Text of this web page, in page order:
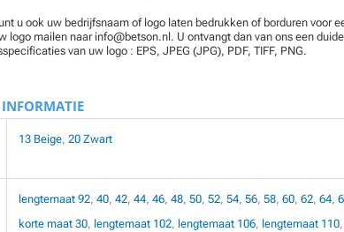
u ook uw bedrijfsnaam of logo laten bedrukken of borduren voor
logo mailen naar info@betson.nl. U ontvangt dan van ons een
van uw logo : EPS, JPEG (JPG), PDF, TIFF, PNG.
INFORMATIE
13 Beige, 20 Zwart
lengtemaat 92, 40, 42, 44, 46, 48, 50, 52, 54, 56, 58, 60, 62, 64,
korte maat 30, lengtemaat 102, lengtemaat 106, lengtemaat 110,